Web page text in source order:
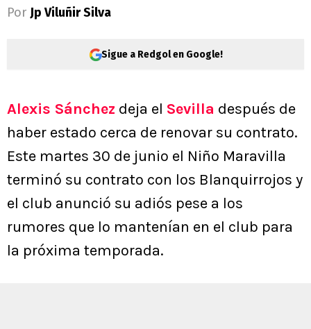
Por Jp Viluñir Silva
Sigue a Redgol en Google!
Alexis Sánchez deja el Sevilla después de
haber estado cerca de renovar su contrato.
Este martes 30 de junio el Niño Maravilla
terminó su contrato con los Blanquirrojos y
el club anunció su adiós pese a los
rumores que lo mantenían en el club para
la próxima temporada.